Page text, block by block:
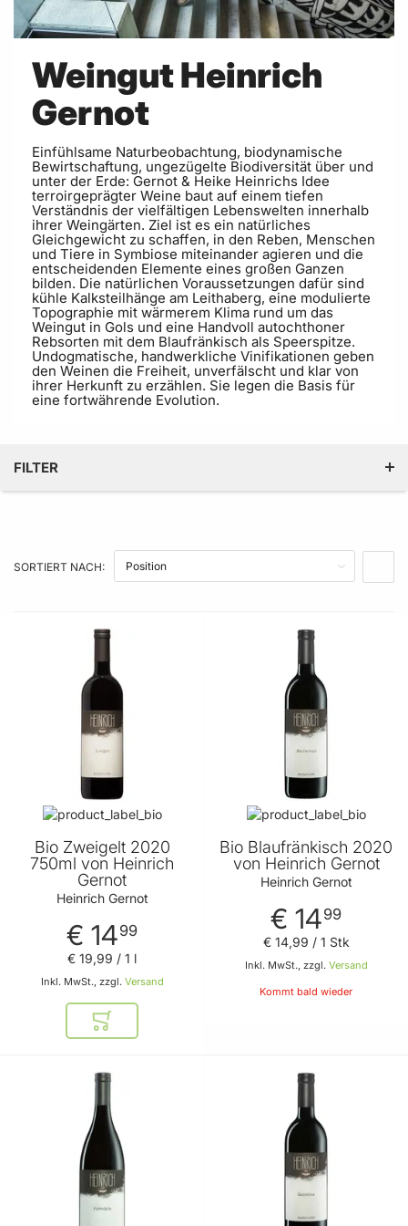
Weingut Heinrich
Gernot
Einfühlsame Naturbeobachtung, biodynamische
Bewirtschaftung, ungezügelte Biodiversität über und
unter der Erde: Gernot & Heike Heinrichs Idee
terroirgeprägter Weine baut auf einem tiefen
Verständnis der vielfältigen Lebenswelten innerhalb
ihrer Weingärten. Ziel ist es ein natürliches
Gleichgewicht zu schaffen, in den Reben, Menschen
und Tiere in Symbiose miteinander agieren und die
entscheidenden Elemente eines großen Ganzen
bilden. Die natürlichen Voraussetzungen dafür sind
kühle Kalksteilhänge am Leithaberg, eine modulierte
Topographie mit wärmerem Klima rund um das
Weingut in Gols und eine Handvoll autochthoner
Rebsorten mit dem Blaufränkisch als Speerspitze.
Undogmatische, handwerkliche Vinifikationen geben
den Weinen die Freiheit, unverfälscht und klar von
ihrer Herkunft zu erzählen. Sie legen die Basis für
eine fortwährende Evolution.
FILTER
PRODUKTEIGENSCHAFT
SORTIERT NACH:
Bio Zweigelt 2020
750ml von Heinrich
Gernot
Heinrich Gernot
€ 1499
Inkl. MwSt., zzgl. Versand
€ 19,99 / 1 l
In den Warenkorb
Bio Blaufränkisch 2020
von Heinrich Gernot
Heinrich Gernot
€ 1499
Inkl. MwSt., zzgl. Versand
€ 14,99 / 1 Stk
Kommt bald wieder